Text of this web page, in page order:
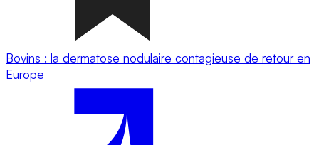
Bovins : la dermatose nodulaire contagieuse de retour en
Europe